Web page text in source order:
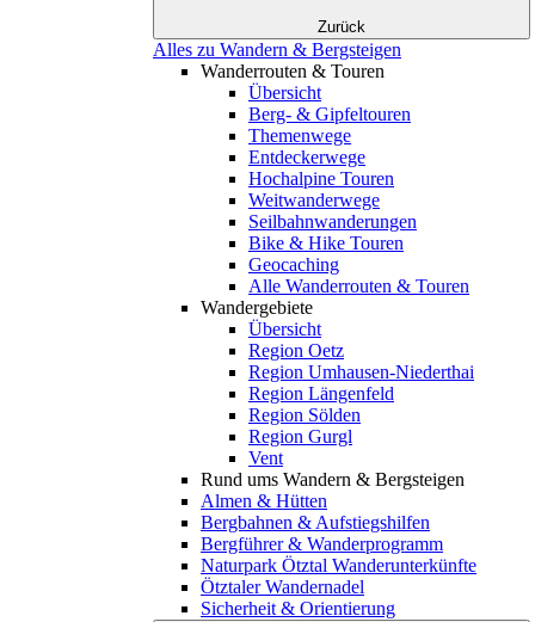
Zurück
Alles zu Wandern & Bergsteigen
Wanderrouten & Touren
Übersicht
Berg- & Gipfeltouren
Themenwege
Entdeckerwege
Hochalpine Touren
Weitwanderwege
Seilbahnwanderungen
Bike & Hike Touren
Geocaching
Alle Wanderrouten & Touren
Wandergebiete
Übersicht
Region Oetz
Region Umhausen-Niederthai
Region Längenfeld
Region Sölden
Region Gurgl
Vent
Rund ums Wandern & Bergsteigen
Almen & Hütten
Bergbahnen & Aufstiegshilfen
Bergführer & Wanderprogramm
Naturpark Ötztal Wanderunterkünfte
Ötztaler Wandernadel
Sicherheit & Orientierung